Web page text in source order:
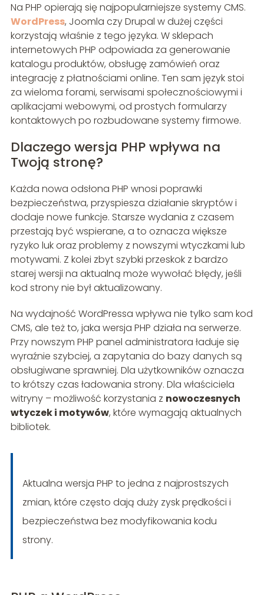
Na PHP opierają się najpopularniejsze systemy CMS.
WordPress, Joomla czy Drupal w dużej części
korzystają właśnie z tego języka. W sklepach
internetowych PHP odpowiada za generowanie
katalogu produktów, obsługę zamówień oraz
integrację z płatnościami online. Ten sam język stoi
za wieloma forami, serwisami społecznościowymi i
aplikacjami webowymi, od prostych formularzy
kontaktowych po rozbudowane systemy firmowe.
Dlaczego wersja PHP wpływa na
Twoją stronę?
Każda nowa odsłona PHP wnosi poprawki
bezpieczeństwa, przyspiesza działanie skryptów i
dodaje nowe funkcje. Starsze wydania z czasem
przestają być wspierane, a to oznacza większe
ryzyko luk oraz problemy z nowszymi wtyczkami lub
motywami. Z kolei zbyt szybki przeskok z bardzo
starej wersji na aktualną może wywołać błędy, jeśli
kod strony nie był aktualizowany.
Na wydajność WordPressa wpływa nie tylko sam kod
CMS, ale też to, jaka wersja PHP działa na serwerze.
Przy nowszym PHP panel administratora ładuje się
wyraźnie szybciej, a zapytania do bazy danych są
obsługiwane sprawniej. Dla użytkowników oznacza
to krótszy czas ładowania strony. Dla właściciela
witryny – możliwość korzystania z nowoczesnych
wtyczek i motywów, które wymagają aktualnych
bibliotek.
Aktualna wersja PHP to jedna z najprostszych
zmian, które często dają duży zysk prędkości i
bezpieczeństwa bez modyfikowania kodu
strony.